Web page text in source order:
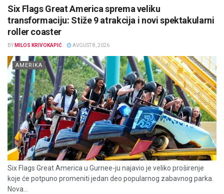
Six Flags Great America sprema veliku
transformaciju: Stiže 9 atrakcija i novi spektakularni
roller coaster
BY MILOS KRIVOKAPIĆ AVGUST 8, 2026
AMERIKA
Six Flags Great America u Gurnee-ju najavio je veliko proširenje
koje će potpuno promeniti jedan deo popularnog zabavnog parka.
Nova...